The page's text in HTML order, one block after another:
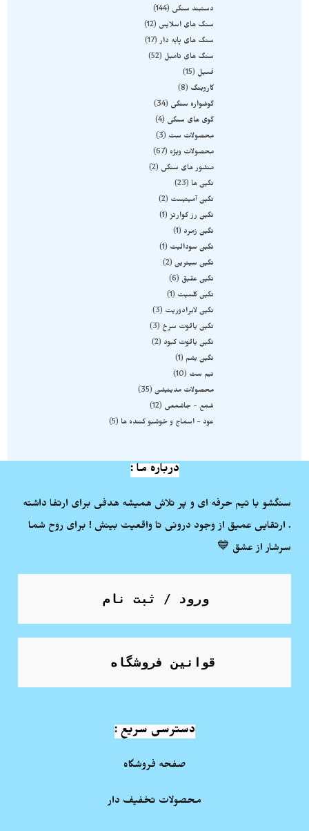
دستبند سنگی
144
سنگ های اسلایس
12
سنگ های پایه دار 17
سنگ های تامبل
52
فسیل
15
کاروینگ
8
گوشواره سنگی
34
گوی های سنگی
4
محصولات ست
3
محصولات ویژه
67
منشور های سنگی
2
نگین ها
23
نگین آمیتیست
2
نگین رز کوارتز 1
نگین زمرد
1
نگین سودالیت
1
نگین سیترین 2
نگین عقیق
6
نگین کلسیت
1
نگین لابرادوریت
3
نگین یاقوت سرخ
3
نگین یاقوت کبود
2
نگین یشم
1
نیم ست
10
محصولات مدیتیشن 35
شمع - جاشمعی
12
عود - اسماج و خوشبو کننده ها
5
درباره ما :
سنگشو با تیم حرفه ای و پر تلاش همیشه هدفی برای ارتفا داشته
. ارتقایی عمیق از وجود درونی تا واقعیت بینش ! برای روح شما
سرشار از عشق 💙
ورود / ثبت نام
قوانین فروشگاه
دسترسی سریع :
صفحه فروشگاه
محصولات تخفیف دار